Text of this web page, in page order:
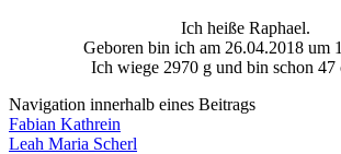
Ich heiße Raphael.
Geboren bin ich am 26.04.2018 um
Ich wiege 2970 g und bin schon 47
Navigation innerhalb eines Beitrags
Fabian Kathrein
Leah Maria Scherl